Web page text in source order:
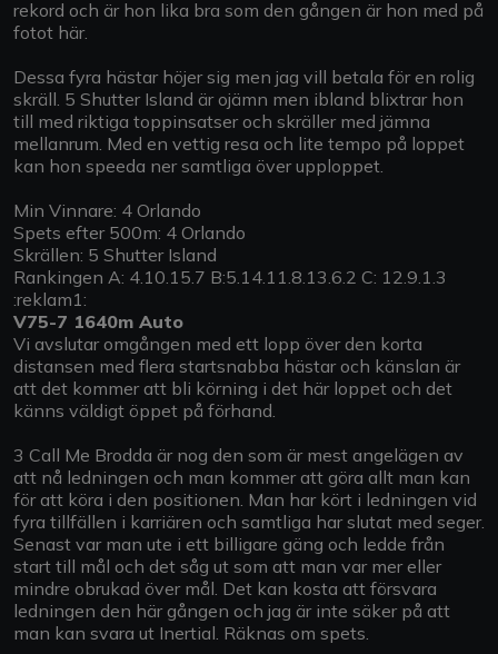
rekord och är hon lika bra som den gången är hon med på
fotot här.
Dessa fyra hästar höjer sig men jag vill betala för en rolig
skräll. 5 Shutter Island är ojämn men ibland blixtrar hon
till med riktiga toppinsatser och skräller med jämna
mellanrum. Med en vettig resa och lite tempo på loppet
kan hon speeda ner samtliga över upploppet.
Min Vinnare: 4 Orlando
Spets efter 500m: 4 Orlando
Skrällen: 5 Shutter Island
Rankingen A: 4.10.15.7 B:5.14.11.8.13.6.2 C: 12.9.1.3
:reklam1:
V75-7 1640m Auto
Vi avslutar omgången med ett lopp över den korta
distansen med flera startsnabba hästar och känslan är
att det kommer att bli körning i det här loppet och det
känns väldigt öppet på förhand.
3 Call Me Brodda är nog den som är mest angelägen av
att nå ledningen och man kommer att göra allt man kan
för att köra i den positionen. Man har kört i ledningen vid
fyra tillfällen i karriären och samtliga har slutat med seger.
Senast var man ute i ett billigare gäng och ledde från
start till mål och det såg ut som att man var mer eller
mindre obrukad över mål. Det kan kosta att försvara
ledningen den här gången och jag är inte säker på att
man kan svara ut Inertial. Räknas om spets.